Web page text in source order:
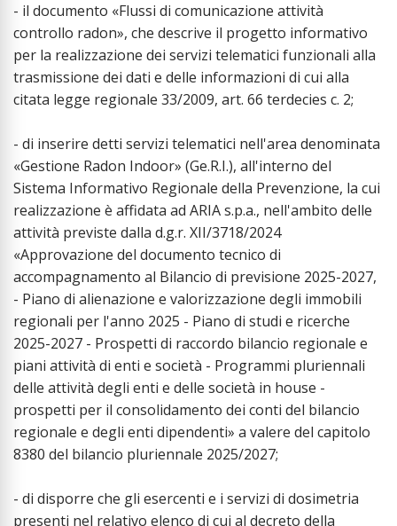
- il documento «Flussi di comunicazione attività
controllo radon», che descrive il progetto informativo
per la realizzazione dei servizi telematici funzionali alla
trasmissione dei dati e delle informazioni di cui alla
citata legge regionale 33/2009, art. 66 terdecies c. 2;
- di inserire detti servizi telematici nell'area denominata
«Gestione Radon Indoor» (Ge.R.I.), all'interno del
Sistema Informativo Regionale della Prevenzione, la cui
realizzazione è affidata ad ARIA s.p.a., nell'ambito delle
attività previste dalla d.g.r. XII/3718/2024
«Approvazione del documento tecnico di
accompagnamento al Bilancio di previsione 2025-2027,
- Piano di alienazione e valorizzazione degli immobili
regionali per l'anno 2025 - Piano di studi e ricerche
2025-2027 - Prospetti di raccordo bilancio regionale e
piani attività di enti e società - Programmi pluriennali
delle attività degli enti e delle società in house -
prospetti per il consolidamento dei conti del bilancio
regionale e degli enti dipendenti» a valere del capitolo
8380 del bilancio pluriennale 2025/2027;
- di disporre che gli esercenti e i servizi di dosimetria
presenti nel relativo elenco di cui al decreto della